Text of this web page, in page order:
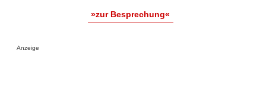
»zur Besprechung«
Anzeige